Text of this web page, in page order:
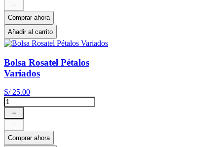
－
Comprar ahora
Añadir al carrito
Bolsa Rosatel Pétalos
Variados
S/ 25.00
＋
－
Comprar ahora